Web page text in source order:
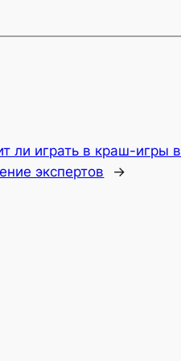
ли играть в краш-игры в
экспертов
→